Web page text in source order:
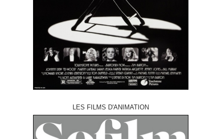
LES FILMS D'ANIMATION